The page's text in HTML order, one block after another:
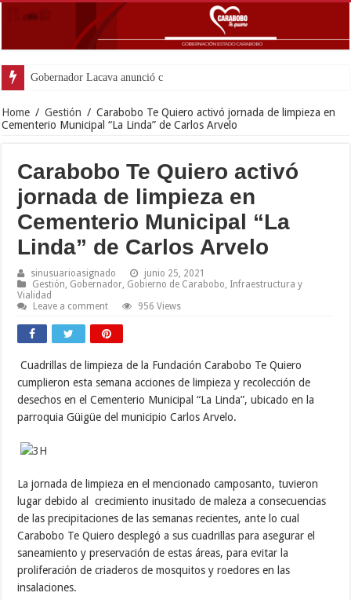
Gobernador Lacava anunció colocación de más
Home / Gestión / Carabobo Te Quiero activó jornada de limpieza en
Cementerio Municipal “La Linda” de Carlos Arvelo
Carabobo Te Quiero activó
jornada de limpieza en
Cementerio Municipal “La
Linda” de Carlos Arvelo
sinusuarioasignado
junio 25, 2021
Gestión Gobernador Gobierno de Carabobo Infraestructura y
Vialidad
Leave a comment
956 Views
Cuadrillas de limpieza de la Fundación Carabobo Te Quiero
cumplieron esta semana acciones de limpieza y recolección de
desechos en el Cementerio Municipal “La Linda”, ubicado en la
parroquia Güigüe del municipio Carlos Arvelo.
La jornada de limpieza en el mencionado camposanto, tuvieron
lugar debido al crecimiento inusitado de maleza a consecuencias
de las precipitaciones de las semanas recientes, ante lo cual
Carabobo Te Quiero desplegó a sus cuadrillas para asegurar el
saneamiento y preservación de estas áreas, para evitar la
proliferación de criaderos de mosquitos y roedores en las
insalaciones.